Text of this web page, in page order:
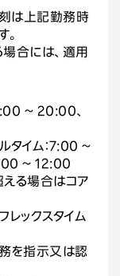
刻は上記勤務時
。
合には、適用
~ 20:00、
タイム：7:00 ~
~ 12:00
る場合はコア
ックスタイム
を指示又は認